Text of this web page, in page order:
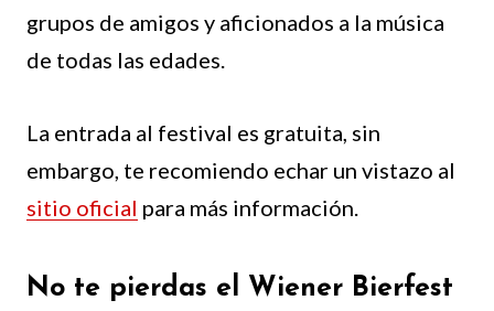
grupos de amigos y aficionados a la música
de todas las edades.
La entrada al festival es gratuita, sin
embargo, te recomiendo echar un vistazo al
sitio oficial para más información.
No te pierdas el Wiener Bierfest